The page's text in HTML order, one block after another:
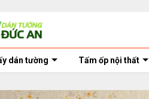
dán tường Tấm ốp nội thất